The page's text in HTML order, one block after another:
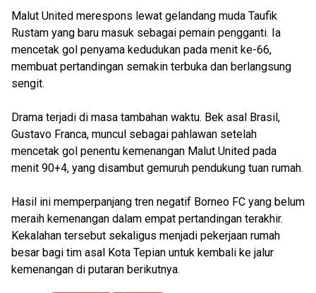
Malut United merespons lewat gelandang muda Taufik
Rustam yang baru masuk sebagai pemain pengganti. Ia
mencetak gol penyama kedudukan pada menit ke-66,
membuat pertandingan semakin terbuka dan berlangsung
sengit.
Drama terjadi di masa tambahan waktu. Bek asal Brasil,
Gustavo Franca, muncul sebagai pahlawan setelah
mencetak gol penentu kemenangan Malut United pada
menit 90+4, yang disambut gemuruh pendukung tuan rumah.
Hasil ini memperpanjang tren negatif Borneo FC yang belum
meraih kemenangan dalam empat pertandingan terakhir.
Kekalahan tersebut sekaligus menjadi pekerjaan rumah
besar bagi tim asal Kota Tepian untuk kembali ke jalur
kemenangan di putaran berikutnya.